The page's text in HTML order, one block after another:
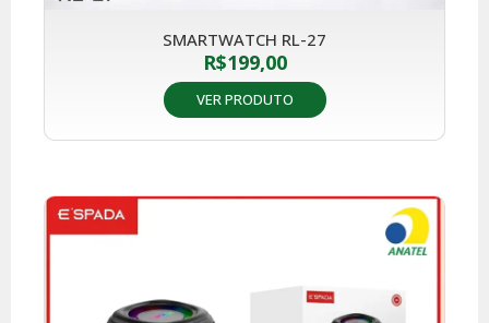
SMARTWATCH RL-27
R$199,00
VER PRODUTO